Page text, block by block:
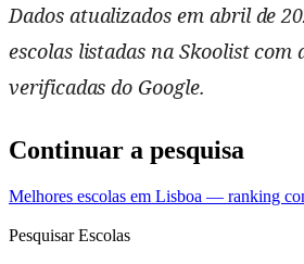
Dados atualizados em abril de
escolas listadas na Skoolist com
verificadas do Google.
Continuar a pesquisa
Melhores escolas em Lisboa — ranking
Pesquisar Escolas